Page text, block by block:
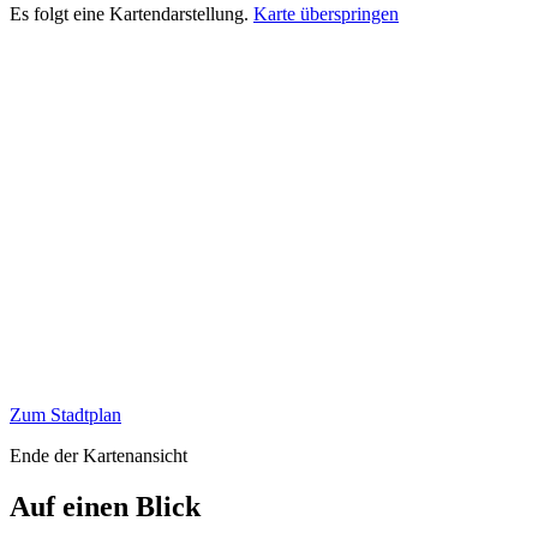
Es folgt eine Kartendarstellung. Karte überspringen
Zum Stadtplan
Ende der Kartenansicht
Auf einen Blick